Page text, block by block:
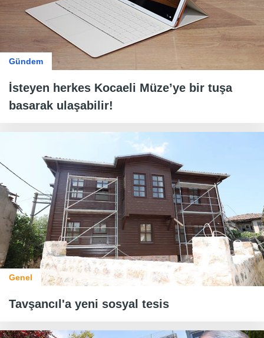
Gündem
İsteyen herkes Kocaeli Müze’ye bir tuşa
basarak ulaşabilir!
Genel
Tavşancıl'a yeni sosyal tesis